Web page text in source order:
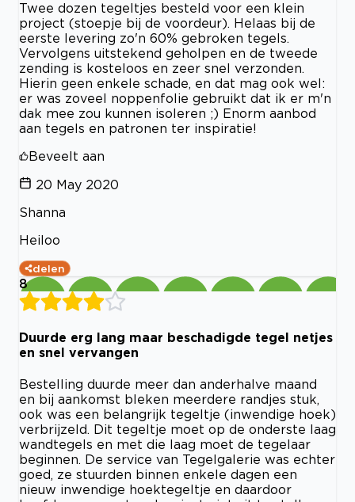
Twee dozen tegeltjes besteld voor een klein
project (stoepje bij de voordeur). Helaas bij de
eerste levering zo'n 60% gebroken tegels.
Vervolgens uitstekend geholpen en de tweede
zending is kosteloos en zeer snel verzonden.
Hierin geen enkele schade, en dat mag ook wel:
er was zoveel noppenfolie gebruikt dat ik er m'n
dak mee zou kunnen isoleren ;) Enorm aanbod
aan tegels en patronen ter inspiratie!
Beveelt aan
20 May 2020
Shanna
Heiloo
delen
8
Duurde erg lang maar beschadigde tegel netjes
en snel vervangen
Bestelling duurde meer dan anderhalve maand
en bij aankomst bleken meerdere randjes stuk,
ook was een belangrijk tegeltje (inwendige hoek)
verbrijzeld. Dit tegeltje moet op de onderste laag
wandtegels en met die laag moet de tegelaar
beginnen. De service van Tegelgalerie was echter
goed, ze stuurden binnen enkele dagen een
nieuw inwendige hoektegeltje en daardoor